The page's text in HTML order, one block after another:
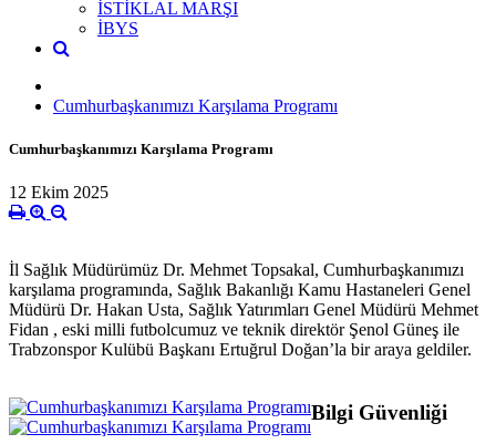
İSTİKLAL MARŞI
İBYS
Cumhurbaşkanımızı Karşılama Programı
Cumhurbaşkanımızı Karşılama Programı
12 Ekim 2025
İl Sağlık Müdürümüz Dr. Mehmet Topsakal, Cumhurbaşkanımızı
karşılama programında, Sağlık Bakanlığı Kamu Hastaneleri Genel
Müdürü Dr. Hakan Usta, Sağlık Yatırımları Genel Müdürü Mehmet
Fidan , eski milli futbolcumuz ve teknik direktör Şenol Güneş ile
Trabzonspor Kulübü Başkanı Ertuğrul Doğan’la bir araya geldiler.
Bilgi Güvenliği